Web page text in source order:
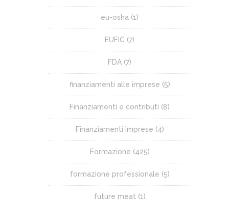
eu-osha (1)
EUFIC (7)
FDA (7)
finanziamenti alle imprese (5)
Finanziamenti e contributi (8)
Finanziamenti Imprese (4)
Formazione (425)
formazione professionale (5)
future meat (1)